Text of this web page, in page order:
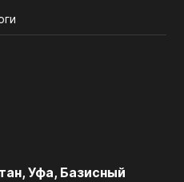
Уфа, Базисный